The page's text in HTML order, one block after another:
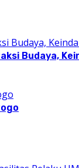
Budaya,